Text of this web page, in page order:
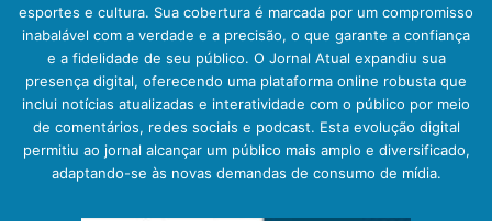
esportes e cultura. Sua cobertura é marcada por um compromisso
inabalável com a verdade e a precisão, o que garante a confiança
e a fidelidade de seu público. O Jornal Atual expandiu sua
presença digital, oferecendo uma plataforma online robusta que
inclui notícias atualizadas e interatividade com o público por meio
de comentários, redes sociais e podcast. Esta evolução digital
permitiu ao jornal alcançar um público mais amplo e diversificado,
adaptando-se às novas demandas de consumo de mídia.